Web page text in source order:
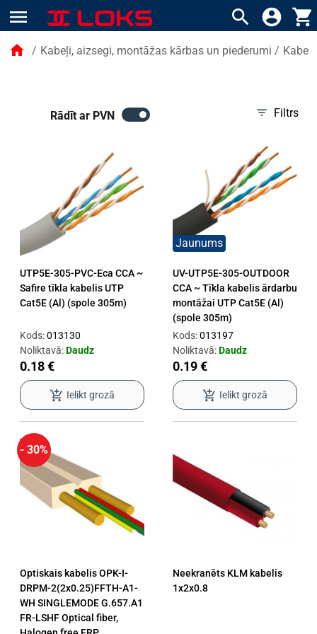
menu search account_circle shopping_cart
home / Kabeļi, aizsegi, montāžas kārbas un piederumi / Kabeļi
filter_list Filtrs
Rādīt ar PVN
UTP5E-305-PVC-Eca CCA ~
Safire tīkla kabelis UTP
Cat5E (Al) (spole 305m)
Kods:013130
Noliktavā:Daudz
0.18 €
add_shopping_cart Ielikt grozā
Jaunums
UV-UTP5E-305-OUTDOOR
CCA ~ Tīkla kabelis ārdarbu
montāžai UTP Cat5E (Al)
(spole 305m)
Kods:013197
Noliktavā:Daudz
0.19 €
add_shopping_cart Ielikt grozā
- 30%
Optiskais kabelis OPK-I-
DRPM-2(2x0.25)FFTH-A1-
WH SINGLEMODE G.657.A1
FR-LSHF Optical fiber,
Neekranēts KLM kabelis
1x2x0.8